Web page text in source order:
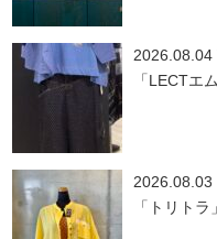
2026.08.04
「LECTエ
2026.08.03
「トリト